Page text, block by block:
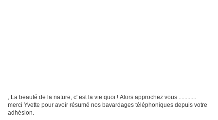
, La beauté de la nature, c' est la vie quoi ! Alors approchez vous ............
merci Yvette pour avoir résumé nos bavardages téléphoniques depuis votre
adhésion.